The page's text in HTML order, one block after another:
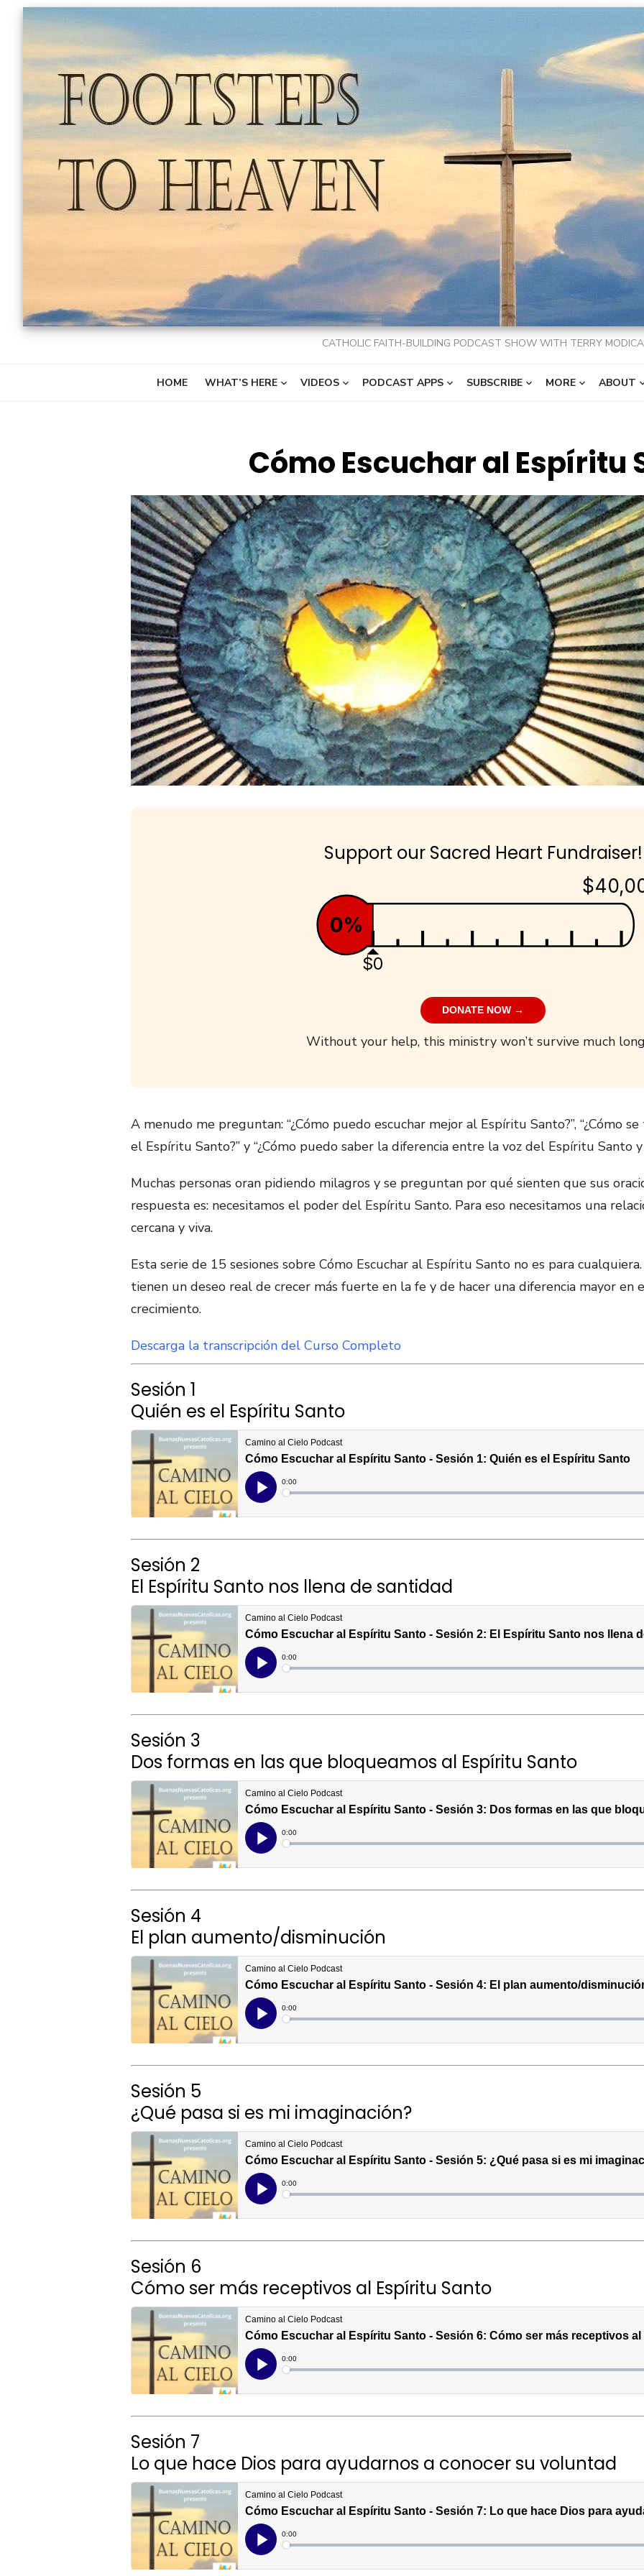
CATHOLIC FAITH-BUILDING PODCAST SHOW WITH TERRY MODICA
HOME WHAT’S HERE VIDEOS PODCAST APPS SUBSCRIBE MORE ABOUT
Cómo Escuchar al Espíritu
Support our Sacred Heart Fundraiser!
$0
0%
DONATE NOW →
Without your help, this ministry won’t survive much
A menudo me preguntan: “¿Cómo puedo escuchar mejor al Espíritu Santo?”, “¿Cómo
el Espíritu Santo?” y “¿Cómo puedo saber la diferencia entre la voz del Espíritu Santo
Muchas personas oran pidiendo milagros y se preguntan por qué sienten que sus
respuesta es: necesitamos el poder del Espíritu Santo. Para eso necesitamos una
cercana y viva.
Esta serie de 15 sesiones sobre Cómo Escuchar al Espíritu Santo no es para
tienen un deseo real de crecer más fuerte en la fe y de hacer una diferencia mayor en
crecimiento.
Descarga la transcripción del Curso Completo
Sesión 1
Quién es el Espíritu Santo
Sesión 2
El Espíritu Santo nos llena de santidad
Sesión 3
Dos formas en las que bloqueamos al Espíritu Santo
Sesión 4
El plan aumento/disminución
Sesión 5
¿Qué pasa si es mi imaginación?
Sesión 6
Cómo ser más receptivos al Espíritu Santo
Sesión 7
Lo que hace Dios para ayudarnos a conocer su voluntad